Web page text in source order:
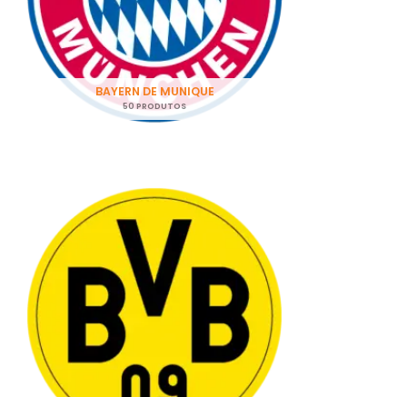
BAYERN DE MUNIQUE
50 PRODUTOS